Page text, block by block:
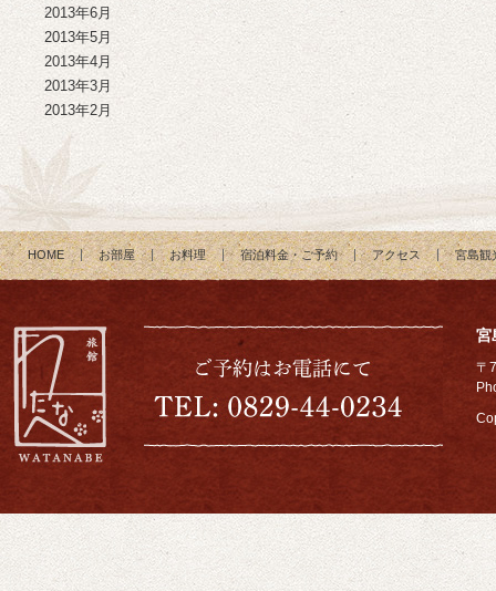
2013年6月
2013年5月
2013年4月
2013年3月
2013年2月
HOME お部屋 お料理 宿泊料金・ご予約 アクセス 宮島観
宮
〒